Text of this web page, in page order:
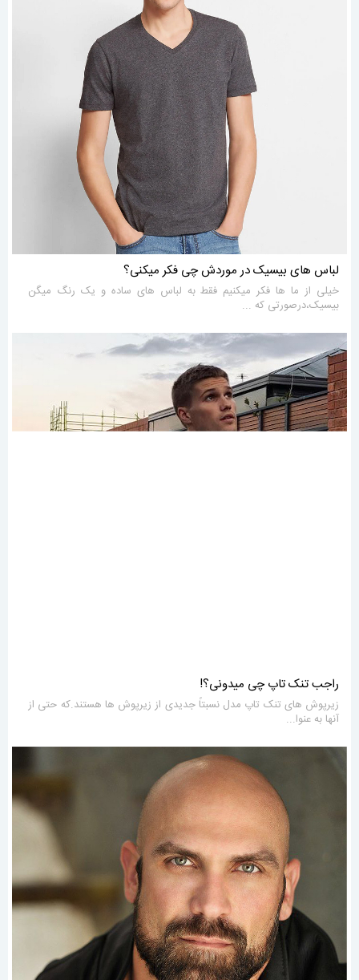
لباس های بیسیک در موردش چی فکر میکنی؟
خیلی از ما ها فکر میکنیم فقط به لباس های ساده و یک رنگ میگن
بیسیک،درصورتی که ...
راجب تنک تاپ چی میدونی؟!
زیرپوش های تنک تاپ مدل نسبتاً جدیدی از زیرپوش ها هستند.که حتی از
آنها به عنوا...